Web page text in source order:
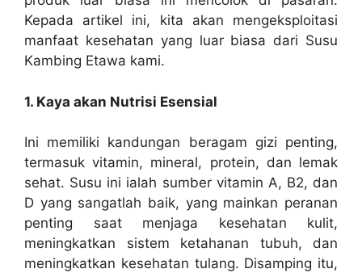
Kepada artikel ini, kita akan mengeksploitasi
manfaat kesehatan yang luar biasa dari Susu
Kambing Etawa kami.
1. Kaya akan Nutrisi Esensial
Ini memiliki kandungan beragam gizi penting,
termasuk vitamin, mineral, protein, dan lemak
sehat. Susu ini ialah sumber vitamin A, B2, dan
D yang sangatlah baik, yang mainkan peranan
penting saat menjaga kesehatan kulit,
meningkatkan sistem ketahanan tubuh, dan
meningkatkan kesehatan tulang. Disamping itu,